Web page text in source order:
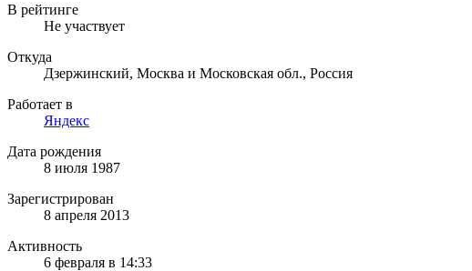
В рейтинге
Не участвует
Откуда
Дзержинский, Москва и Московская обл., Россия
Работает в
Яндекс
Дата рождения
8 июля 1987
Зарегистрирован
8 апреля 2013
Активность
6 февраля в 14:33